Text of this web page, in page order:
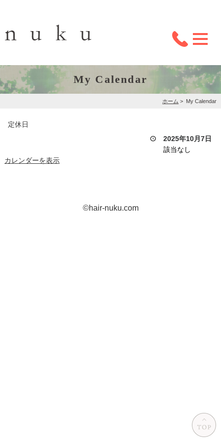
My Calendar
ホーム > My Calendar
定休日
2025年10月7日
該当なし
カレンダーを表示
©hair-nuku.com